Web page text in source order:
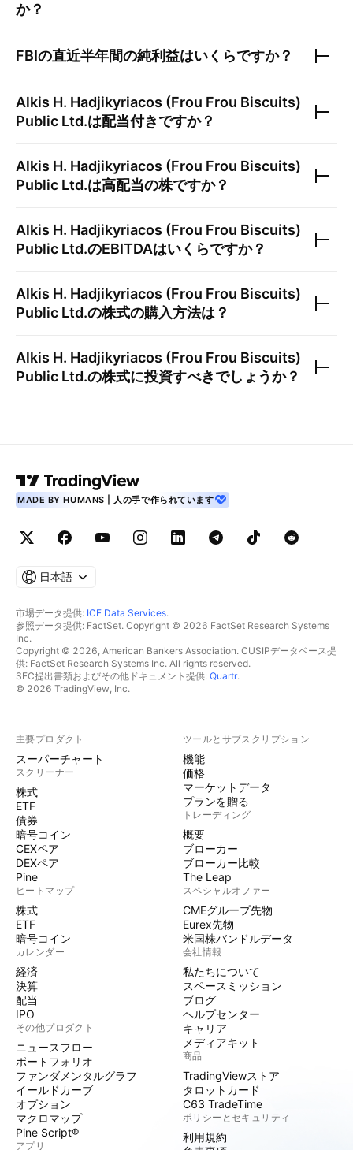
か？
FBIの直近半年間の純利益はいくらですか？
Alkis H. Hadjikyriacos (Frou Frou Biscuits)
Public Ltd.は配当付きですか？
Alkis H. Hadjikyriacos (Frou Frou Biscuits)
Public Ltd.は高配当の株ですか？
Alkis H. Hadjikyriacos (Frou Frou Biscuits)
Public Ltd.のEBITDAはいくらですか？
Alkis H. Hadjikyriacos (Frou Frou Biscuits)
Public Ltd.の株式の購入方法は？
Alkis H. Hadjikyriacos (Frou Frou Biscuits)
Public Ltd.の株式に投資すべきでしょうか？
MADE BY HUMANS | 人の手で作られています
日本語
市場データ提供: ICE Data Services.
参照データ提供: FactSet. Copyright © 2026 FactSet Research Systems
Inc.
Copyright © 2026, American Bankers Association. CUSIPデータベース提
供: FactSet Research Systems Inc. All rights reserved.
SEC提出書類およびその他ドキュメント提供: Quartr.
© 2026 TradingView, Inc.
主要プロダクト
スーパーチャート
スクリーナー
株式
ETF
債券
暗号コイン
CEXペア
DEXペア
Pine
ヒートマップ
株式
ETF
暗号コイン
カレンダー
経済
決算
配当
IPO
その他プロダクト
ニュースフロー
ポートフォリオ
ファンダメンタルグラフ
イールドカーブ
オプション
マクロマップ
Pine Script®
アプリ
ツールとサブスクリプション
機能
価格
マーケットデータ
プランを贈る
トレーディング
概要
ブローカー
ブローカー比較
The Leap
スペシャルオファー
CMEグループ先物
Eurex先物
米国株バンドルデータ
会社情報
私たちについて
スペースミッション
ブログ
ヘルプセンター
キャリア
メディアキット
商品
TradingViewストア
タロットカード
C63 TradeTime
ポリシーとセキュリティ
利用規約